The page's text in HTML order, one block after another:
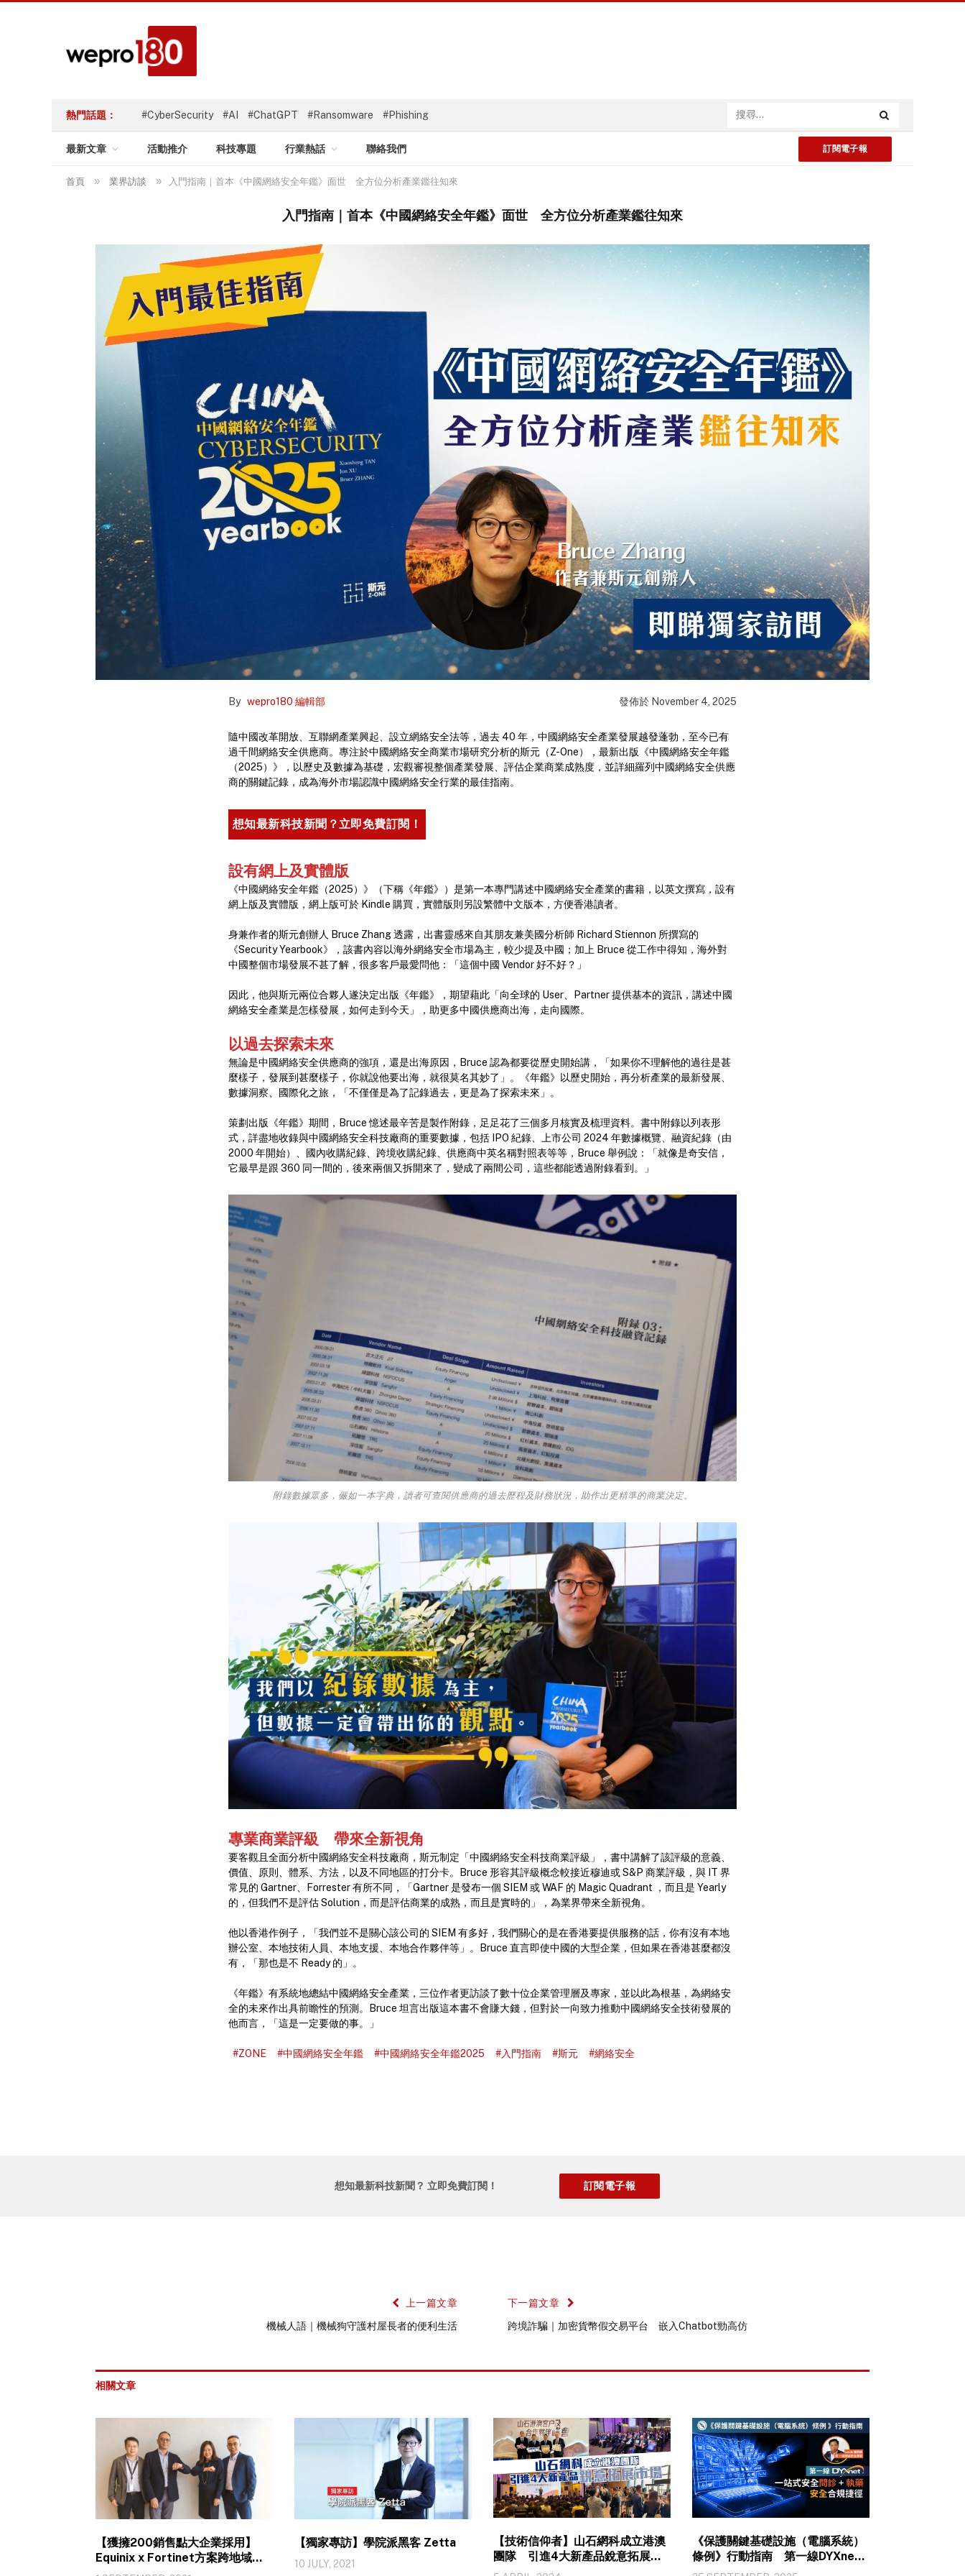
熱門話題： #CyberSecurity #AI #ChatGPT #Ransomware #Phishing
最新文章 活動推介 科技專題 行業熱話 聯絡我們 訂閱電子報
首頁 » 業界訪談 » 入門指南｜首本《中國網絡安全年鑑》面世 全方位分析產業鑑往知來
入門指南｜首本《中國網絡安全年鑑》面世 全方位分析產業鑑往知來
By wepro180 編輯部 發佈於 November 4, 2025
隨中國改革開放、互聯網產業興起、設立網絡安全法等，過去 40 年，中國網絡安全產業發展越發蓬勃，至今已有
過千間網絡安全供應商。專注於中國網絡安全商業市場研究分析的斯元（Z-One），最新出版《中國網絡安全年鑑
（2025）》，以歷史及數據為基礎，宏觀審視整個產業發展、評估企業商業成熟度，並詳細羅列中國網絡安全供應
商的關鍵記錄，成為海外市場認識中國網絡安全行業的最佳指南。
想知最新科技新聞？立即免費訂閱！
設有網上及實體版
《中國網絡安全年鑑（2025）》（下稱《年鑑》）是第一本專門講述中國網絡安全產業的書籍，以英文撰寫，設有
網上版及實體版，網上版可於 Kindle 購買，實體版則另設繁體中文版本，方便香港讀者。
身兼作者的斯元創辦人 Bruce Zhang 透露，出書靈感來自其朋友兼美國分析師 Richard Stiennon 所撰寫的
《Security Yearbook》，該書內容以海外網絡安全市場為主，較少提及中國；加上 Bruce 從工作中得知，海外對
中國整個市場發展不甚了解，很多客戶最愛問他：「這個中國 Vendor 好不好？」
因此，他與斯元兩位合夥人遂決定出版《年鑑》，期望藉此「向全球的 User、Partner 提供基本的資訊，講述中國
網絡安全產業是怎樣發展，如何走到今天」，助更多中國供應商出海，走向國際。
以過去探索未來
無論是中國網絡安全供應商的強項，還是出海原因，Bruce 認為都要從歷史開始講，「如果你不理解他的過往是甚
麼樣子，發展到甚麼樣子，你就說他要出海，就很莫名其妙了」。《年鑑》以歷史開始，再分析產業的最新發展、
數據洞察、國際化之旅，「不僅僅是為了記錄過去，更是為了探索未來」。
策劃出版《年鑑》期間，Bruce 憶述最辛苦是製作附錄，足足花了三個多月核實及梳理資料。書中附錄以列表形
式，詳盡地收錄與中國網絡安全科技廠商的重要數據，包括 IPO 紀錄、上市公司 2024 年數據概覽、融資紀錄（由
2000 年開始）、國內收購紀錄、跨境收購紀錄、供應商中英名稱對照表等等，Bruce 舉例說：「就像是奇安信，
它最早是跟 360 同一間的，後來兩個又拆開來了，變成了兩間公司，這些都能透過附錄看到。」
附錄數據眾多，儼如一本字典，讀者可查閱供應商的過去歷程及財務狀況，助作出更精準的商業決定。
專業商業評級 帶來全新視角
要客觀且全面分析中國網絡安全科技廠商，斯元制定「中國網絡安全科技商業評級」，書中講解了該評級的意義、
價值、原則、體系、方法，以及不同地區的打分卡。Bruce 形容其評級概念較接近穆迪或 S&P 商業評級，與 IT 界
常見的 Gartner、Forrester 有所不同，「Gartner 是發布一個 SIEM 或 WAF 的 Magic Quadrant ，而且是 Yearly
的，但我們不是評估 Solution，而是評估商業的成熟，而且是實時的」，為業界帶來全新視角。
他以香港作例子，「我們並不是關心該公司的 SIEM 有多好，我們關心的是在香港要提供服務的話，你有沒有本地
辦公室、本地技術人員、本地支援、本地合作夥伴等」。Bruce 直言即使中國的大型企業，但如果在香港甚麼都沒
有，「那也是不 Ready 的」。
《年鑑》有系統地總結中國網絡安全產業，三位作者更訪談了數十位企業管理層及專家，並以此為根基，為網絡安
全的未來作出具前瞻性的預測。Bruce 坦言出版這本書不會賺大錢，但對於一向致力推動中國網絡安全技術發展的
他而言，「這是一定要做的事。」
#ZONE #中國網絡安全年鑑 #中國網絡安全年鑑2025 #入門指南 #斯元 #網絡安全
想知最新科技新聞？ 立即免費訂閱！
上一篇文章
機械人語｜機械狗守護村屋長者的便利生活
下一篇文章
跨境詐騙｜加密貨幣假交易平台 嵌入Chatbot勁高仿
相關文章
【獲擁200銷售點大企業採用】
Equinix x Fortinet方案跨地域快
速部署 守護數據傳輸安全
【獨家專訪】學院派黑客 Zetta
10 JULY, 2021
【技術信仰者】山石網科成立港澳
團隊 引進4大新產品銳意拓展市
場
《保護關鍵基礎設施（電腦系統）
條例》行動指南 第一線DYXnet
一站式安全「問診 + 執藥」 安全